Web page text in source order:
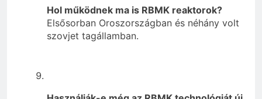
Hol működnek ma is RBMK reaktorok?
Elsősorban Oroszországban és néhány volt
szovjet tagállamban.